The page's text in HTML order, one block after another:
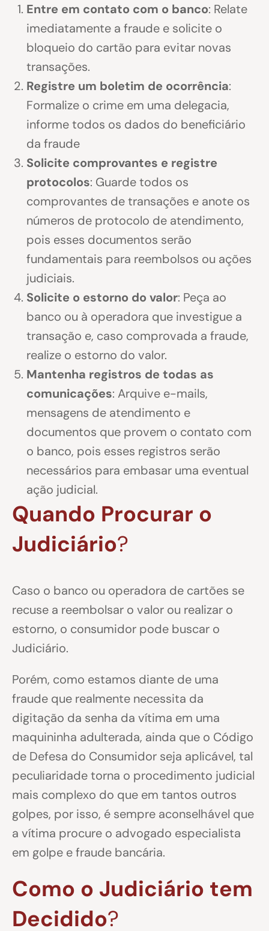
Entre em contato com o banco: Relate
imediatamente a fraude e solicite o
bloqueio do cartão para evitar novas
transações.
Registre um boletim de ocorrência:
Formalize o crime em uma delegacia,
informe todos os dados do beneficiário
da fraude
Solicite comprovantes e registre
protocolos: Guarde todos os
comprovantes de transações e anote os
números de protocolo de atendimento,
pois esses documentos serão
fundamentais para reembolsos ou ações
judiciais.
Solicite o estorno do valor: Peça ao
banco ou à operadora que investigue a
transação e, caso comprovada a fraude,
realize o estorno do valor.
Mantenha registros de todas as
comunicações: Arquive e-mails,
mensagens de atendimento e
documentos que provem o contato com
o banco, pois esses registros serão
necessários para embasar uma eventual
ação judicial.
Quando Procurar o
Judiciário?
Caso o banco ou operadora de cartões se
recuse a reembolsar o valor ou realizar o
estorno, o consumidor pode buscar o
Judiciário.
Porém, como estamos diante de uma
fraude que realmente necessita da
digitação da senha da vítima em uma
maquininha adulterada, ainda que o Código
de Defesa do Consumidor seja aplicável, tal
peculiaridade torna o procedimento judicial
mais complexo do que em tantos outros
golpes, por isso, é sempre aconselhável que
a vítima procure o advogado especialista
em golpe e fraude bancária.
Como o Judiciário tem
Decidido?